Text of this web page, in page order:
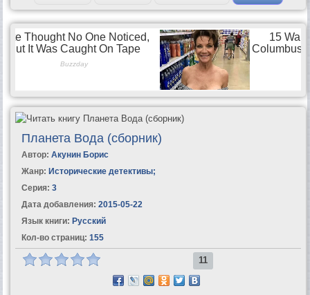
Планета Вода (сборник)
Автор: Акунин Борис
Жанр: Исторические детективы;
Серия: 3
Дата добавления: 2015-05-22
Язык книги: Русский
Кол-во страниц: 155
11